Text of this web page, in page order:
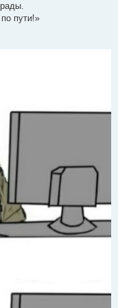
пути!»